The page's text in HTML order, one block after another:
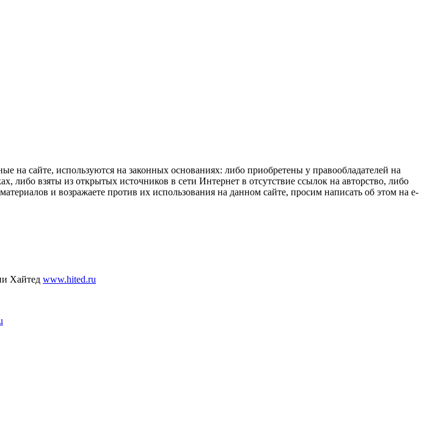
на сайте, используются на законных основаниях: либо приобретены у правообладателей на
либо взяты из открытых источников в сети Интернет в отсутствие ссылок на авторство, либо
и возражаете против их использования на данном сайте, просим написать об этом на e-
Хайтед www.hited.ru